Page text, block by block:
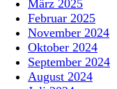
März 2025
Februar 2025
November 2024
Oktober 2024
September 2024
August 2024